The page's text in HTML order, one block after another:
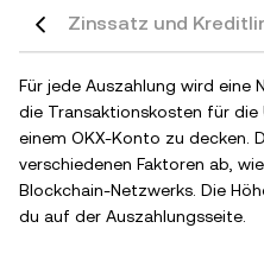
Zinssatz und
Für jede Auszahlung wird eine
die Transaktionskosten für
einem OKX-Konto zu decken.
verschiedenen Faktoren ab,
Blockchain-Netzwerks. Die
du auf der Auszahlungsseite.